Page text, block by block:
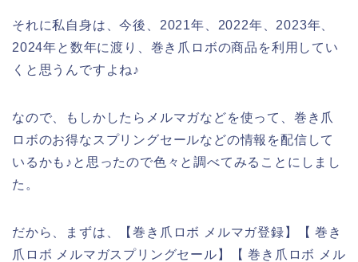
それに私自身は、今後、2021年、2022年、2023年、
2024年と数年に渡り、巻き爪ロボの商品を利用してい
くと思うんですよね♪
なので、もしかしたらメルマガなどを使って、巻き爪
ロボのお得なスプリングセールなどの情報を配信して
いるかも♪と思ったので色々と調べてみることにしまし
た。
だから、まずは、【巻き爪ロボ メルマガ登録】【 巻き
爪ロボ メルマガスプリングセール】【 巻き爪ロボ メル